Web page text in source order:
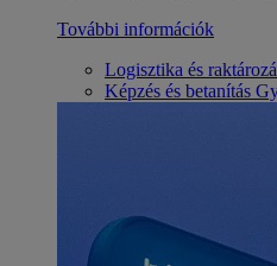
További információk
Logisztika és
Képzés és betanítás